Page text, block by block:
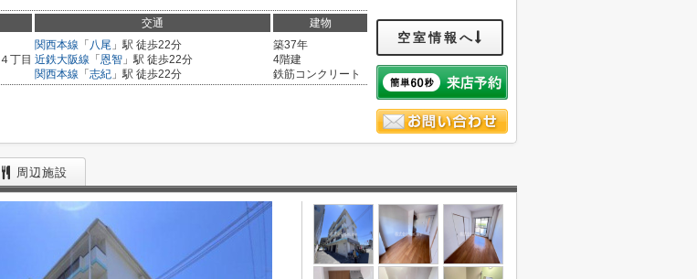
交通 建物
４丁目
関西本線 「 八尾 」駅 徒歩22分
近鉄大阪線 「 恩智 」駅 徒歩22分
関西本線 「 志紀 」駅 徒歩22分
築37年
4階建
鉄筋コンクリート
空室情報へ
周辺施設